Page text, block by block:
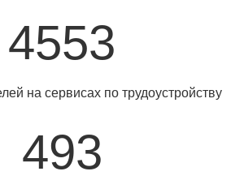
4553
на сервисах по трудоустройству
493